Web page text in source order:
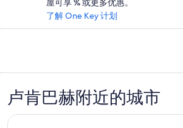
屋可享 % 或更多优惠。
了解 One Key 计划
卢肯巴赫附近的城市